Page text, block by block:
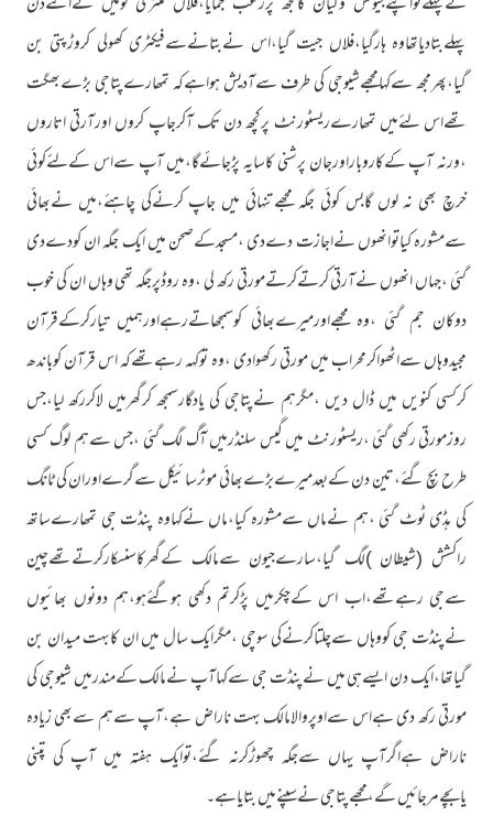
پہلےبتادیاتھاوہ ہارگیا،فلاں جیت گیا،اس نےبتانےسےفیکٹری کھولی کروڑپتی بن
گیا،پھرمجھ سےکہامجھےشیوجی کی طرف سےآدیش ہواہےکہ تمھارےپتاجی بڑےبھگت
تھےاس لئےمیں تمھارےریسٹورنٹ پرکچھ دن تک آکرجاپ کروں اورآرتی اتاروں
،ورنہ آپ کےکاروباراورجان پرشنی کاسایہ پڑجائےگا،میں آپ سےاس کےلئےکوئی
خرچ بھی نہ لوں گابس کوئی جگہ مجھےتنہائی میں جاپ کرنےکی چاہئے،میں نےبھائی
سےمشورہ کیاتوانھوں نےاجازت دےدی ،مسجدکےصحن میں ایک جگہ ان کودےدی
گئی ،جہاں انھوں نےآرتی کرتےکرتےمورتی رکھ لی ،وہ روڈپرجگہ تھی وہاں ان کی خوب
دوکان جم گئی ،وہ مجھےاورمیرےبھائی کوسمجھاتےرہےاورہمیں تیارکرکےقرآن
مجیدوہاں سےاٹھواکرمحراب میں مورتی رکھوادی ،وہ توکہہ رہےتھےکہ اس قرآن کوباندھ
کرکسی کنویں میں ڈال دیں ،مگرہم نےپتاجی کی یادگارسمجھ کرگھرمیں لاکررکھ لیا،جس
روزمورتی رکھی گئی ،ریسٹورنٹ میں گیس سلنڈرمیں آگ لگ گئی ،جس سےہم لوگ کسی
طرح بچ گئے،تین دن کےبعدمیرےبڑےبھائی موٹرسائیکل سےگرےاوران کی ٹانگ
کی ہڈی ٹوٹ گئی ،ہم نےماں سےمشورہ کیا،ماں نےکہاوہ پنڈت جی تمھارےساتھ
راکشش (شیطان )لگ گیا،سارےجیون سےمالک کےگھرکاسنسکارکرتےتھےچین
سےجی رہےتھے،اب اس کےچکرمیں پڑکرتم دکھی ہوگئےہو،ہم دونوں بھائیوں
نےپنڈت جی کووہاں سےچلتاکرنےکی سوچی ،مگرایک سال میں ان کابہت میدان بن
گیاتھا،ایک دن ایسےہی میں نےپنڈت جی سےکہاآپ نےمالک کےمندرمیں شیوجی کی
مورتی رکھ دی ہےاس سےاوپروالامالک بہت ناراض ہے،آپ سےہم سےبھی زیادہ
ناراض ہےاگرآپ یہاں سےجگہ چھوڑکرنہ گئے،توایک ہفتہ میں آپ کی پتنی
یابچےمرجائیں گے،مجھےپتاجی نےسپنےمیں بتایاہے۔